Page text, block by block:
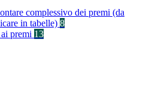
complessivo dei premi (da
in tabelle) 8
premi 13